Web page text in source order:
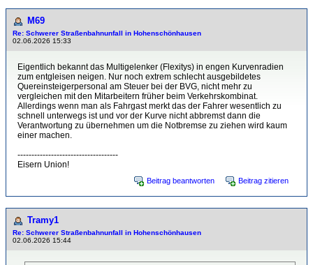
M69
Re: Schwerer Straßenbahnunfall in Hohenschönhausen
02.06.2026 15:33
Eigentlich bekannt das Multigelenker (Flexitys) in engen Kurvenradien
zum entgleisen neigen. Nur noch extrem schlecht ausgebildetes
Quereinsteigerpersonal am Steuer bei der BVG, nicht mehr zu
vergleichen mit den Mitarbeitern früher beim Verkehrskombinat.
Allerdings wenn man als Fahrgast merkt das der Fahrer wesentlich zu
schnell unterwegs ist und vor der Kurve nicht abbremst dann die
Verantwortung zu übernehmen um die Notbremse zu ziehen wird kaum
einer machen.
------------------------------------
Eisern Union!
Beitrag beantworten Beitrag zitieren
Tramy1
Re: Schwerer Straßenbahnunfall in Hohenschönhausen
02.06.2026 15:44